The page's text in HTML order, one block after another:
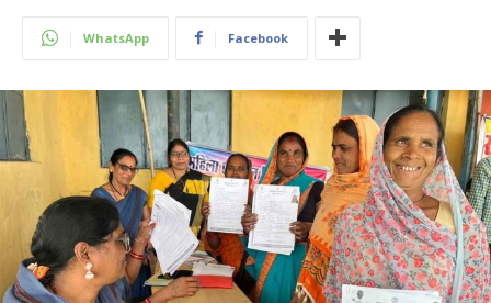
WhatsApp Facebook